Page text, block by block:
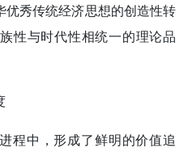
秀传统经济思想的创造性转
性与时代性相统一的理论品
程中，形成了鲜明的价值追